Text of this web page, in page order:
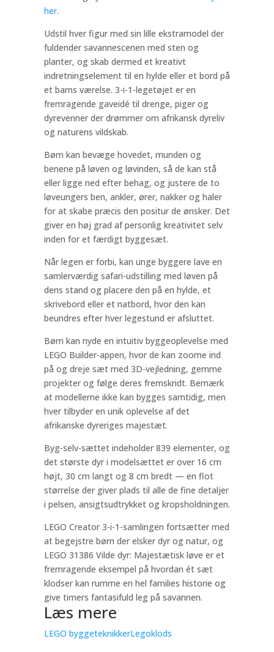
her.
Udstil hver figur med sin lille ekstramodel der
fuldender savannescenen med sten og
planter, og skab dermed et kreativt
indretningselement til en hylde eller et bord på
et barns værelse. 3-i-1-legetøjet er en
fremragende gaveidé til drenge, piger og
dyrevenner der drømmer om afrikansk dyreliv
og naturens vildskab.
Børn kan bevæge hovedet, munden og
benene på løven og løvinden, så de kan stå
eller ligge ned efter behag, og justere de to
løveungers ben, ankler, ører, nakker og haler
for at skabe præcis den positur de ønsker. Det
giver en høj grad af personlig kreativitet selv
inden for et færdigt byggesæt.
Når legen er forbi, kan unge byggere lave en
samlerværdig safari-udstilling med løven på
dens stand og placere den på en hylde, et
skrivebord eller et natbord, hvor den kan
beundres efter hver legestund er afsluttet.
Børn kan nyde en intuitiv byggeoplevelse med
LEGO Builder-appen, hvor de kan zoome ind
på og dreje sæt med 3D-vejledning, gemme
projekter og følge deres fremskridt. Bemærk
at modellerne ikke kan bygges samtidig, men
hver tilbyder en unik oplevelse af det
afrikanske dyreriges majestæt.
Byg-selv-sættet indeholder 839 elementer, og
det største dyr i modelsættet er over 16 cm
højt, 30 cm langt og 8 cm bredt — en flot
størrelse der giver plads til alle de fine detaljer
i pelsen, ansigtsudtrykket og kropsholdningen.
LEGO Creator 3-i-1-samlingen fortsætter med
at begejstre børn der elsker dyr og natur, og
LEGO 31386 Vilde dyr: Majestætisk løve er et
fremragende eksempel på hvordan ét sæt
klodser kan rumme en hel families historie og
give timers fantasifuld leg på savannen.
Læs mere
LEGO byggeteknikkerLegoklods